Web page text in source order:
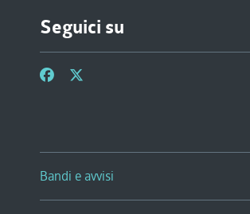
Seguici su
Bandi e avvisi